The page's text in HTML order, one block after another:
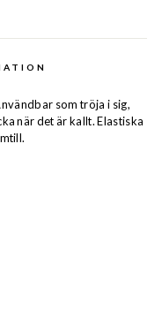
som tröja i sig,
när det är kallt. Elastiska